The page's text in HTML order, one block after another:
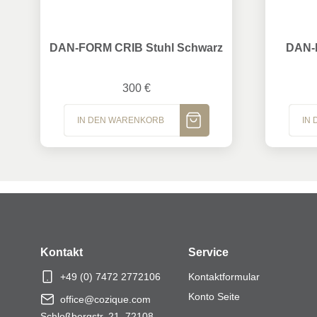
DAN-FORM CRIB Stuhl Schwarz
300 €
IN DEN WARENKORB IN
MEHR ANZEIGEN
Kontakt
+49 (0) 7472 2772106
office@cozique.com
Service
Kontaktformular
Konto Seite